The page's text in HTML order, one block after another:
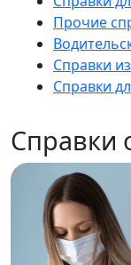
Прочие
Справки
Справки
Справки